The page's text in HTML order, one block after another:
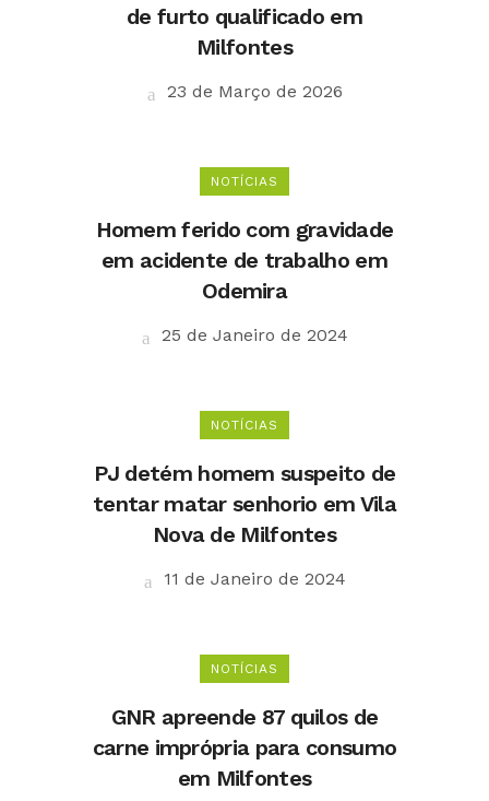
de furto qualificado em
Milfontes
23 de Março de 2026
NOTÍCIAS
Homem ferido com gravidade
em acidente de trabalho em
Odemira
25 de Janeiro de 2024
NOTÍCIAS
PJ detém homem suspeito de
tentar matar senhorio em Vila
Nova de Milfontes
11 de Janeiro de 2024
NOTÍCIAS
GNR apreende 87 quilos de
carne imprópria para consumo
em Milfontes